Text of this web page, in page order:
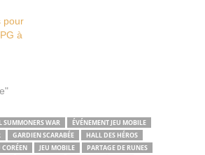
pour
à
SUMMONERS WAR
ÉVÉNEMENT JEU MOBILE
GARDIEN SCARABÉE
HALL DES HÉROS
CORÉEN JEU MOBILE
PARTAGE DE RUNES